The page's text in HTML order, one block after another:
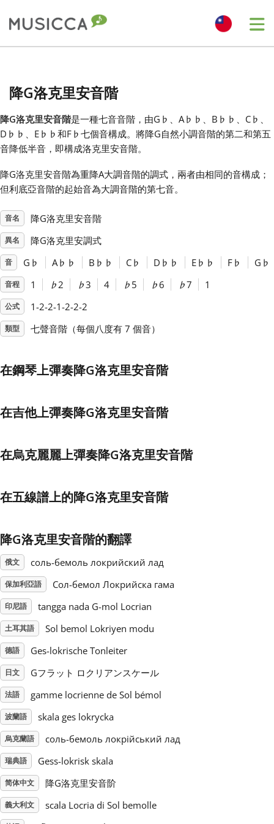
Български
Dansk
Deutsch
English
Español
हिन्दी
Italiano
日本語
Polski
Português
Svenska
Tiếng Việt
Türkçe
繁體中文
降G洛克里安音階
降G洛克里安音階是一種七音音階，由G ♭ 、A♭ ♭ 、B ♭ ♭ 、C ♭ 、
D ♭ ♭ 、E ♭ ♭ 和F ♭ 七個音構成。將降G自然小調音階的第二和第五
音降低半音，即構成洛克里安音階。
降G洛克里安音階為重降A大調音階的調式，兩者由相同的音構成；
但利底亞音階的起始音為大調音階的第七音。
音名 降G洛克里安音階
異名 降G洛克里安調式
音 G ♭ A♭ ♭ B ♭ ♭ C ♭ D ♭ ♭ E ♭ ♭ F ♭ G ♭
音程 1 ♭2 ♭3 4 ♭ 5 ♭6 ♭7 1
公式 1-2-2-1-2-2-2
類型 七聲音階（每個八度有 7 個音）
在鋼琴上彈奏降G洛克里安音階
在吉他上彈奏降G洛克里安音階
在烏克麗麗上彈奏降G洛克里安音階
在五線譜上的降G洛克里安音階
降G洛克里安音階的翻譯
俄文 соль-бемоль локрийский лад
保加利亞語 Сол-бемол Локрийска гама
印尼語 tangga nada G-mol Locrian
土耳其語 Sol bemol Lokriyen modu
德語 Ges-lokrische Tonleiter
日文 Gフラット ロクリアンスケール
法語 gamme locrienne de Sol bémol
波蘭語 skala ges lokrycka
烏克蘭語 соль-бемоль локрійський лад
瑞典語 Gess-lokrisk skala
简体中文 降G洛克里安音阶
義大利文 scala Locria di Sol bemolle